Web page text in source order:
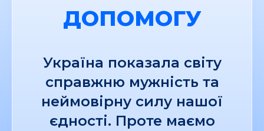
ДОПОМОГУ
Україна показала світу
справжню мужність та
неймовірну силу нашої
єдності. Проте маємо